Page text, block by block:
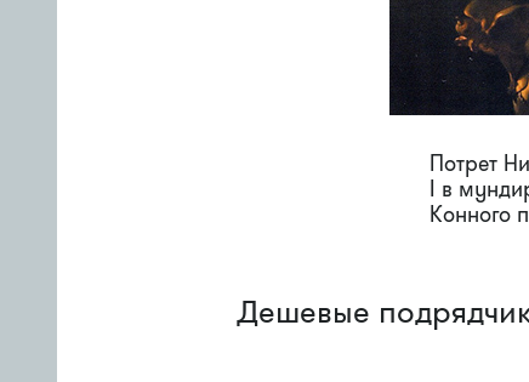
Потрет
I в
Конного
Дешевые